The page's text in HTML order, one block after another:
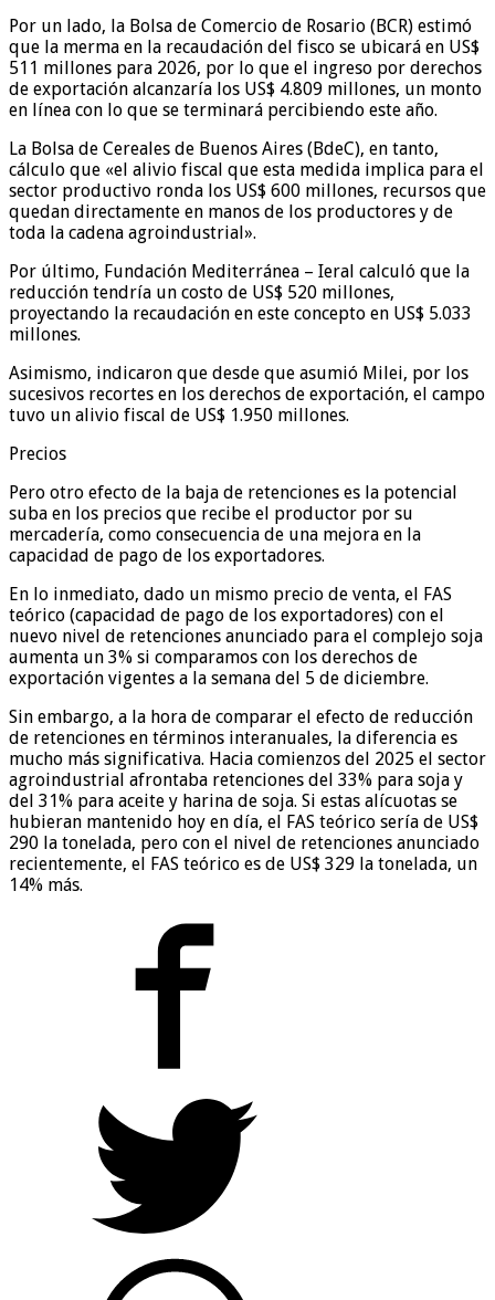
Por un lado, la Bolsa de Comercio de Rosario (BCR) estimó
que la merma en la recaudación del fisco se ubicará en US$
511 millones para 2026, por lo que el ingreso por derechos
de exportación alcanzaría los US$ 4.809 millones, un monto
en línea con lo que se terminará percibiendo este año.
La Bolsa de Cereales de Buenos Aires (BdeC), en tanto,
cálculo que «el alivio fiscal que esta medida implica para el
sector productivo ronda los US$ 600 millones, recursos que
quedan directamente en manos de los productores y de
toda la cadena agroindustrial».
Por último, Fundación Mediterránea – Ieral calculó que la
reducción tendría un costo de US$ 520 millones,
proyectando la recaudación en este concepto en US$ 5.033
millones.
Asimismo, indicaron que desde que asumió Milei, por los
sucesivos recortes en los derechos de exportación, el campo
tuvo un alivio fiscal de US$ 1.950 millones.
Precios
Pero otro efecto de la baja de retenciones es la potencial
suba en los precios que recibe el productor por su
mercadería, como consecuencia de una mejora en la
capacidad de pago de los exportadores.
En lo inmediato, dado un mismo precio de venta, el FAS
teórico (capacidad de pago de los exportadores) con el
nuevo nivel de retenciones anunciado para el complejo soja
aumenta un 3% si comparamos con los derechos de
exportación vigentes a la semana del 5 de diciembre.
Sin embargo, a la hora de comparar el efecto de reducción
de retenciones en términos interanuales, la diferencia es
mucho más significativa. Hacia comienzos del 2025 el sector
agroindustrial afrontaba retenciones del 33% para soja y
del 31% para aceite y harina de soja. Si estas alícuotas se
hubieran mantenido hoy en día, el FAS teórico sería de US$
290 la tonelada, pero con el nivel de retenciones anunciado
recientemente, el FAS teórico es de US$ 329 la tonelada, un
14% más.